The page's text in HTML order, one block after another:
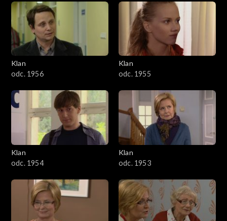
Klan
odc. 1956
Klan
odc. 1955
Klan
odc. 1954
Klan
odc. 1953